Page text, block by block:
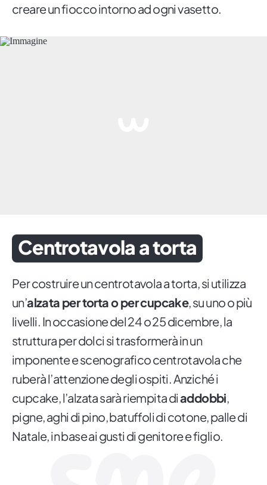
creare un fiocco intorno ad ogni vasetto.
Centrotavola a torta
Per costruire un centrotavola a torta, si utilizza
un’alzata per torta o per cupcake, su uno o più
livelli. In occasione del 24 o 25 dicembre, la
struttura per dolci si trasformerà in un
imponente e scenografico centrotavola che
ruberà l’attenzione degli ospiti. Anziché i
cupcake, l’alzata sarà riempita diaddobbi,
pigne, aghi di pino, batuffoli di cotone, palle di
Natale, in base ai gusti di genitore e figlio.